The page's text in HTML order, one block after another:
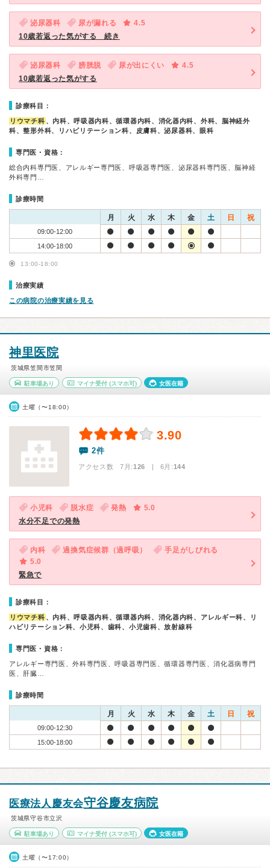
泌尿器科 尿が漏れる
4.5
10歳若返った気がする 続き
泌尿器科 膀胱脱 尿が出にくい
4.5
10歳若返った気がする
診療科目：
リウマチ科 、内科、呼吸器内科、循環器内科、消化器内科、外科、脳神経外
科、整形外科、リハビリテーション科、皮膚科、泌尿器科、眼科
専門医・資格：
総合内科専門医、アレルギー専門医、呼吸器専門医、泌尿器科専門医、脳神経
外科専門…
診療時間
月 火 水 木 金 土 日 祝
09:00-12:00
14:00-18:00
13:00-18:00
治療実績
この病院の治療実績を見る
神里医院
茨城県笠間市笠間
駐車場あり マイナ受付(スマホ可) 女医在籍
土曜（〜18:00）
3.90
2件
アクセス数 7月:126 | 6月:144
小児科 脱水症 発熱
5.0
水分不足での発熱
内科 過換気症候群（過呼吸）
手足がしびれる
5.0
緊急で
診療科目：
リウマチ科 、内科、呼吸器内科、循環器内科、消化器内科、アレルギー科、リ
ハビリテーション科、小児科、歯科、小児歯科、放射線科
専門医・資格：
アレルギー専門医、外科専門医、呼吸器専門医、循環器専門医、消化器病専門
医、肝臓…
診療時間
月 火 水 木 金 土 日 祝
09:00-12:30
15:00-18:00
医療法人慶友会守谷慶友病院
茨城県守谷市立沢
駐車場あり マイナ受付(スマホ可) 女医在籍
土曜（〜17:00）